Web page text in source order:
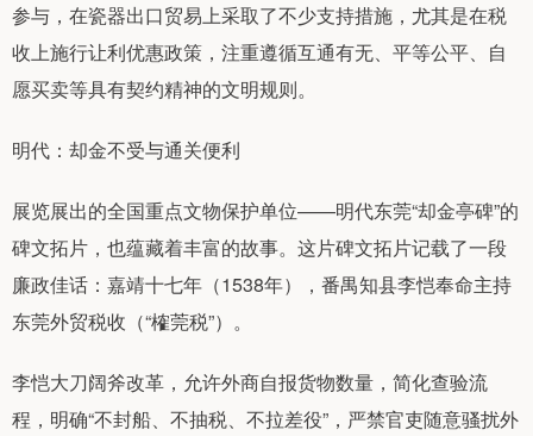
参与，在瓷器出口贸易上采取了不少支持措施，尤其是在税
收上施行让利优惠政策，注重遵循互通有无、平等公平、自
愿买卖等具有契约精神的文明规则。
明代：却金不受与通关便利
展览展出的全国重点文物保护单位——明代东莞“却金亭碑”的
碑文拓片，也蕴藏着丰富的故事。这片碑文拓片记载了一段
廉政佳话：嘉靖十七年（1538年），番禺知县李恺奉命主持
东莞外贸税收（“榷莞税”）。
李恺大刀阔斧改革，允许外商自报货物数量，简化查验流
程，明确“不封船、不抽税、不拉差役”，严禁官吏随意骚扰外